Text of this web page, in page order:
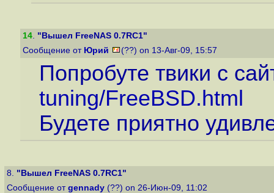
14. "Вышел FreeNAS 0.7RC1"
Сообщение от Юрий (??) on 13-Авг-09, 15:57
Попробуте твики с
tuning/FreeBSD.html
Будете приятно
8. "Вышел FreeNAS 0.7RC1"
Сообщение от gennady (??) on 26-Июн-09, 11:02